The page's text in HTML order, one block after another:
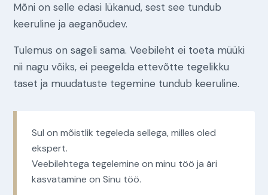
Mõni on selle edasi lükanud, sest see tundub
keeruline ja aeganõudev.
Tulemus on sageli sama. Veebileht ei toeta müüki
nii nagu võiks, ei peegelda ettevõtte tegelikku
taset ja muudatuste tegemine tundub keeruline.
Sul on mõistlik tegeleda sellega, milles oled
ekspert.
Veebilehtega tegelemine on minu töö ja äri
kasvatamine on Sinu töö.